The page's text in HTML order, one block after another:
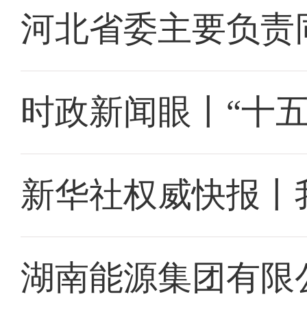
河北省委主要负
时政新闻眼丨“十
新华社权威快报
湖南能源集团有